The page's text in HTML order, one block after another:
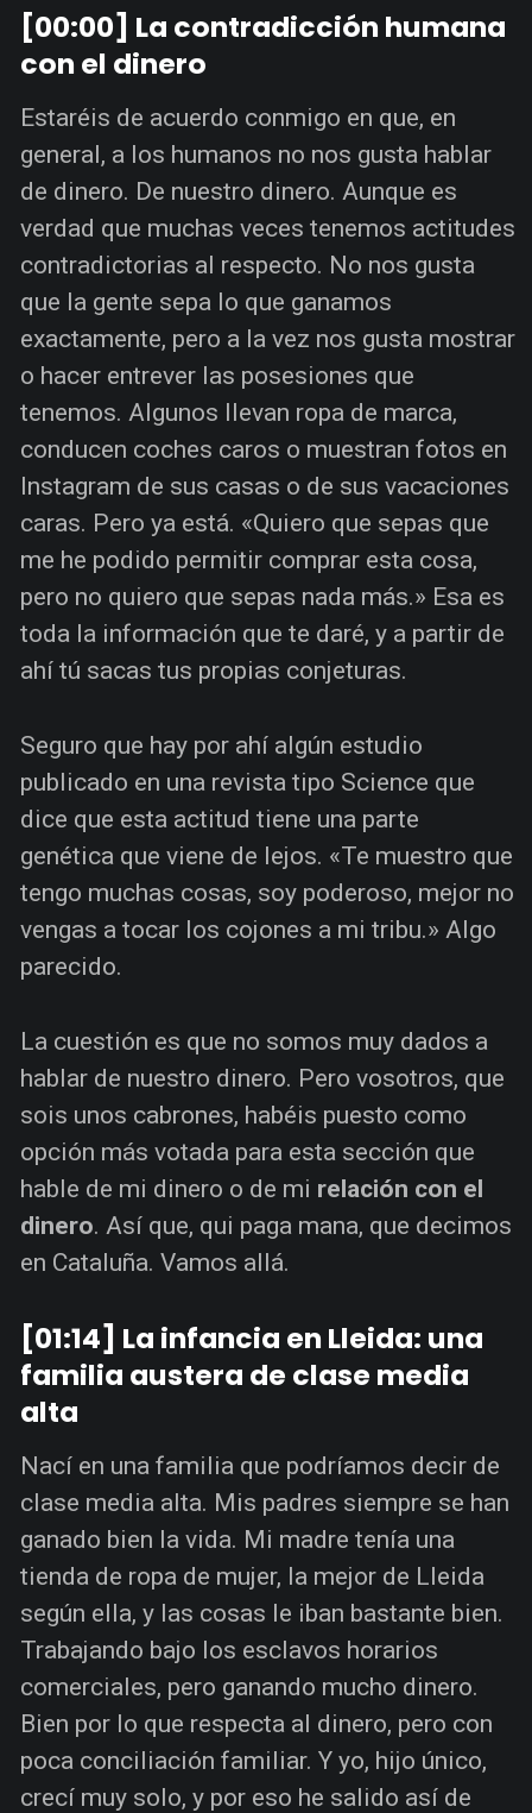
[00:00] La contradicción humana
con el dinero
Estaréis de acuerdo conmigo en que, en
general, a los humanos no nos gusta hablar
de dinero. De nuestro dinero. Aunque es
verdad que muchas veces tenemos actitudes
contradictorias al respecto. No nos gusta
que la gente sepa lo que ganamos
exactamente, pero a la vez nos gusta mostrar
o hacer entrever las posesiones que
tenemos. Algunos llevan ropa de marca,
conducen coches caros o muestran fotos en
Instagram de sus casas o de sus vacaciones
caras. Pero ya está. «Quiero que sepas que
me he podido permitir comprar esta cosa,
pero no quiero que sepas nada más.» Esa es
toda la información que te daré, y a partir de
ahí tú sacas tus propias conjeturas.
Seguro que hay por ahí algún estudio
publicado en una revista tipo Science que
dice que esta actitud tiene una parte
genética que viene de lejos. «Te muestro que
tengo muchas cosas, soy poderoso, mejor no
vengas a tocar los cojones a mi tribu.» Algo
parecido.
La cuestión es que no somos muy dados a
hablar de nuestro dinero. Pero vosotros, que
sois unos cabrones, habéis puesto como
opción más votada para esta sección que
hable de mi dinero o de mi relación con el
dinero. Así que, qui paga mana, que decimos
en Cataluña. Vamos allá.
[01:14] La infancia en Lleida: una
familia austera de clase media
alta
Nací en una familia que podríamos decir de
clase media alta. Mis padres siempre se han
ganado bien la vida. Mi madre tenía una
tienda de ropa de mujer, la mejor de Lleida
según ella, y las cosas le iban bastante bien.
Trabajando bajo los esclavos horarios
comerciales, pero ganando mucho dinero.
Bien por lo que respecta al dinero, pero con
poca conciliación familiar. Y yo, hijo único,
crecí muy solo, y por eso he salido así de